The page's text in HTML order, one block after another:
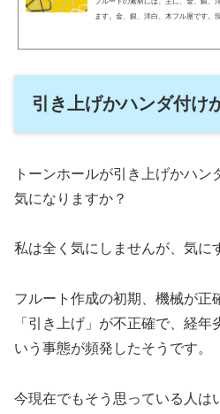
フルートの素材には、主に、金、銀、
ます。金、銀、洋白、木フル屋です。
量により10金、14金、16金などで価格
引き上げかハンダ付け
トーンホールが引き上げかハン
気になりますか？
私は全く気にしませんが、気に
フルート作成の初期、機械が正
「引き上げ」が不正確で、経
いう事態が頻発したそうです。
今現在でもそう思っている人は